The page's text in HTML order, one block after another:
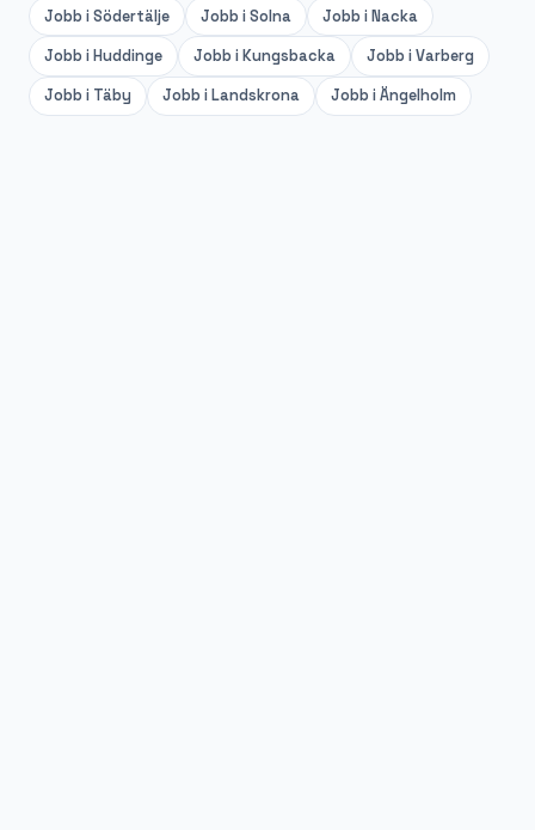
Jobb iSödertälje Jobb iSolna Jobb iNacka
Jobb iHuddinge Jobb iKungsbacka Jobb iVarberg
Jobb i Täby Jobb iLandskrona Jobb iÄngelholm